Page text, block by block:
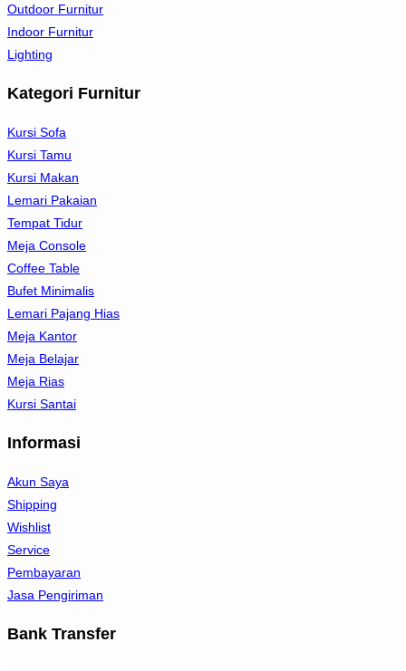
Outdoor Furnitur
Indoor Furnitur
Lighting
Kategori Furnitur
Kursi Sofa
Kursi Tamu
Kursi Makan
Lemari Pakaian
Tempat Tidur
Meja Console
Coffee Table
Bufet Minimalis
Lemari Pajang Hias
Meja Kantor
Meja Belajar
Meja Rias
Kursi Santai
Informasi
Akun Saya
Shipping
Wishlist
Service
Pembayaran
Jasa Pengiriman
Bank Transfer